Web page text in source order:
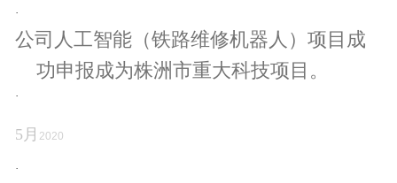
·
公司 人工智能（铁路维修机器人）项目成
功申报成为株洲市重大科技项目。
·
5 月 2020
·